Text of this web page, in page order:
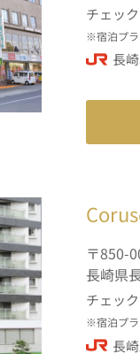
チェッ
宿泊プ
長
〒850-
長崎県
チェッ
宿泊プ
長